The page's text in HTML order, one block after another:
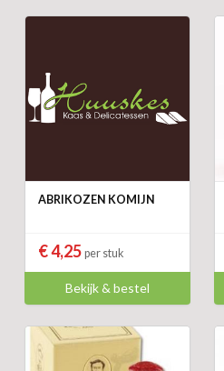
ABRIKOZEN KOMIJN
€ 4,25 per stuk
Bekijk & bestel